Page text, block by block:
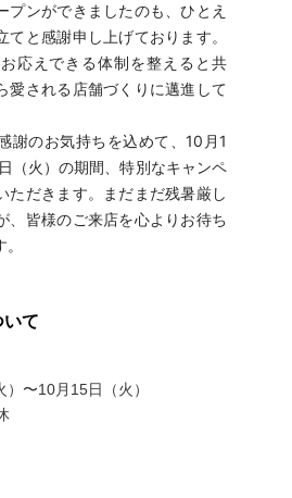
ンができましたのも、ひとえ
てと感謝申し上げております。
応えできる体制を整えると共
愛される店舗づくりに邁進して
謝のお気持ちを込めて、10月1
（火）の期間、特別なキャンペ
ただきます。まだまだ残暑厳し
、皆様のご来店を心よりお待ち
て
〜10月15日（火）